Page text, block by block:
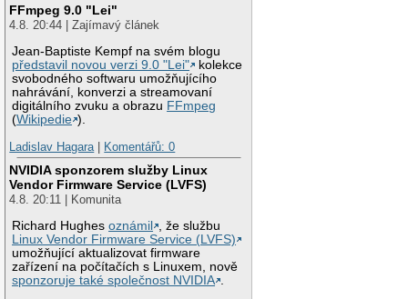
FFmpeg 9.0 "Lei"
4.8. 20:44 | Zajímavý článek
Jean-Baptiste Kempf na svém blogu
představil novou verzi 9.0 "Lei"
kolekce
svobodného softwaru umožňujícího
nahrávání, konverzi a streamovaní
digitálního zvuku a obrazu FFmpeg
(Wikipedie ).
Ladislav Hagara
Komentářů: 0
NVIDIA sponzorem služby Linux
Vendor Firmware Service (LVFS)
4.8. 20:11 | Komunita
Richard Hughesoznámil
, že službu
Linux Vendor Firmware Service (LVFS)
umožňující aktualizovat firmware
zařízení na počítačích s Linuxem, nově
sponzoruje také společnost NVIDIA .